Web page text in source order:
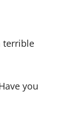
terrible
you